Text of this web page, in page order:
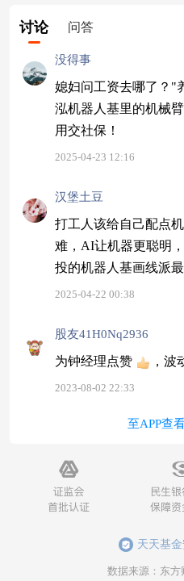
讨论 问答
没得事
媳妇问工资去哪了？"
泓机器人基里的机械
用交社保！
2025-04-23 12:16
汉堡土豆
打工人该给自己配点
难，AI让机器更聪明
投的机器人基画线派
山车，踏实！方正富
2025-04-22 00:38
股友41H0Nq2936
为钟经理点赞 ，波
2023-08-02 22:33
至APP查
天天基
数据来源：东方